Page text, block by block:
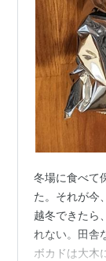
冬場に食べて
た。それが今
越冬できたら
れない。田舎
ボカドは大木